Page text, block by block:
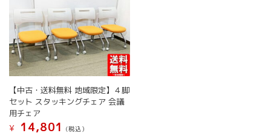
【中古・送料無料 地域限定】４脚
セット スタッキングチェア 会議
用チェア
¥
14,801 (税込）